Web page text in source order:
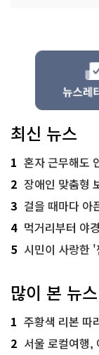
최신 뉴스
1 혼자 근무해도
2 장애인 맞춤형
3 걸을 때마다 아픈
4 먹거리부터 야
5 시민이 사랑한 '
많이 본 뉴스
1 주황색 리본 따라
2 서울 로컬여행,